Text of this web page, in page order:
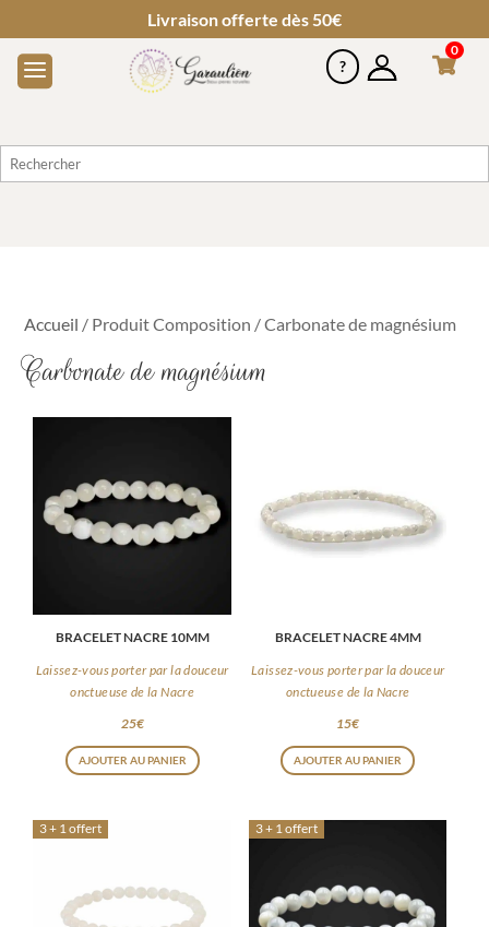
Livraison offerte dès 50€
0
Accueil / Produit Composition / Carbonate de magnésium
Carbonate de magnésium
BRACELET NACRE 10MM
Laissez-vous porter par la douceur
onctueuse de la Nacre
25€
AJOUTER AU PANIER
BRACELET NACRE 4MM
Laissez-vous porter par la douceur
onctueuse de la Nacre
15€
AJOUTER AU PANIER
3 + 1 offert 3 + 1 offert